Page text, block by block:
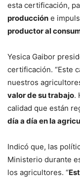
esta certificación,
producción e
productor al
Yesica Gaibor
certificación. “Este
nuestros
valor de su trabajo.
calidad que están
día a día en la
Indicó que, las
Ministerio durante
los agricultores. “